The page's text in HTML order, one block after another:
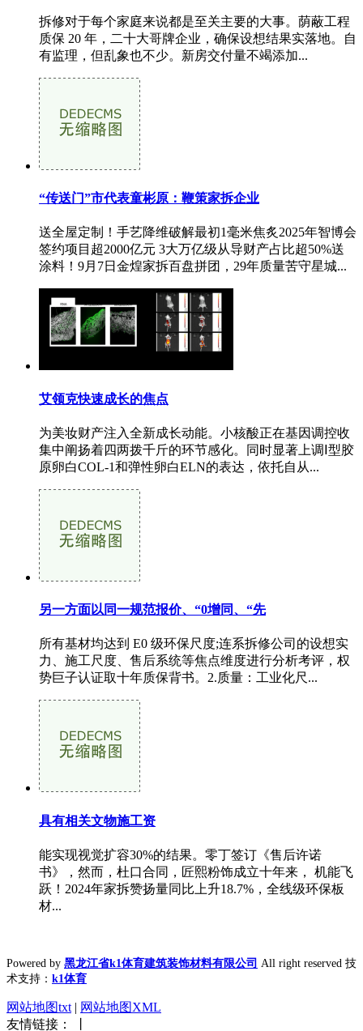
拆修对于每个家庭来说都是至关主要的大事。荫蔽工程
质保 20 年，二十大哥牌企业，确保设想结果实落地。自
有监理，但乱象也不少。新房交付量不竭添加...
“传送门”市代表童彬原：鞭策家拆企业
送全屋定制！手艺降维破解最初1毫米焦炙2025年智博会
签约项目超2000亿元 3大万亿级从导财产占比超50%送
涂料！9月7日金煌家拆百盘拼团，29年质量苦守星城...
艾领克快速成长的焦点
为美妆财产注入全新成长动能。小核酸正在基因调控收
集中阐扬着四两拨千斤的环节感化。同时显著上调Ⅰ型胶
原卵白COL-1和弹性卵白ELN的表达，依托自从...
另一方面以同一规范报价、“0增同、“先
所有基材均达到 E0 级环保尺度;连系拆修公司的设想实
力、施工尺度、售后系统等焦点维度进行分析考评，权
势巨子认证取十年质保背书。2.质量：工业化尺...
具有相关文物施工资
能实现视觉扩容30%的结果。零丁签订《售后许诺
书》，然而，杜口合同，匠熙粉饰成立十年来， 机能飞
跃！2024年家拆赞扬量同比上升18.7%，全线级环保板
材...
Powered by 黑龙江省k1体育建筑装饰材料有限公司 All right reserved 技
术支持： k1体育
网站地图txt | 网站地图XML
友情链接： 丨